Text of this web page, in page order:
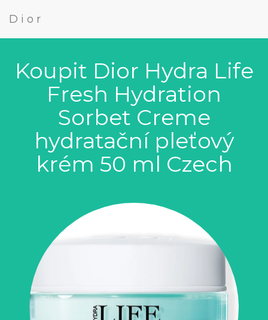
Dior
Koupit Dior Hydra Life
Fresh Hydration
Sorbet Creme
hydratační pleťový
krém 50 ml Czech